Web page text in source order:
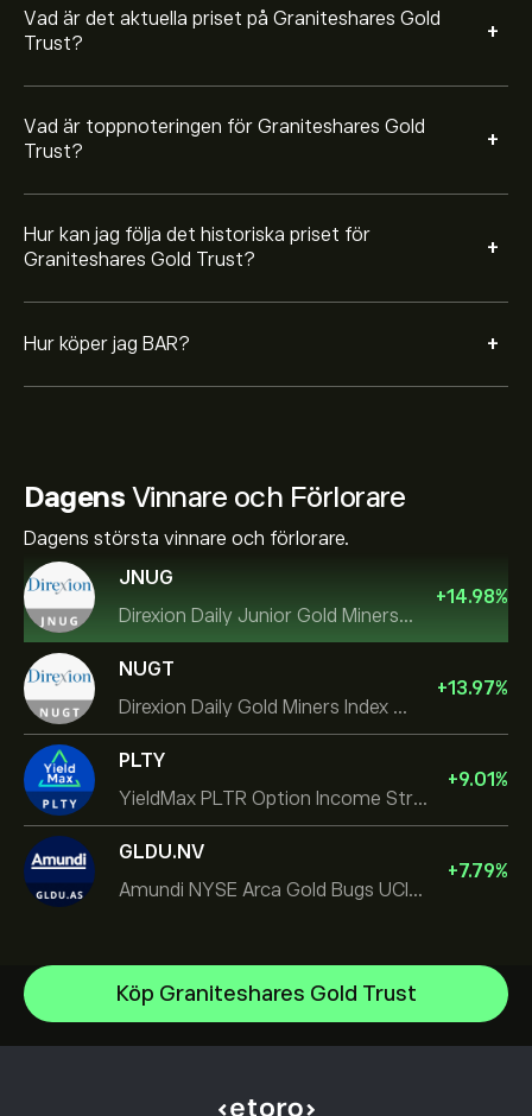
Vad är det aktuella priset på Graniteshares Gold
Trust?
+
Vad är toppnoteringen för Graniteshares Gold
Trust?
+
Hur kan jag följa det historiska priset för
Graniteshares Gold Trust?
+
Hur köper jag BAR? +
Dagens Vinnare och Förlorare
Dagens största vinnare och förlorare.
JNUG
Direxion Daily Junior Gold Miners Index Bull 2X ETF
+14.98%
NUGT
Direxion Daily Gold Miners Index Bull 2X ETF
+13.97%
PLTY
YieldMax PLTR Option Income Strategy ETF
+9.01%
GLDU.NV
Amundi NYSE Arca Gold Bugs UCITS ETF Dist
+7.79%
Köp Graniteshares Gold Trust
iShares Silver Trust
iShares Semiconductor ETF